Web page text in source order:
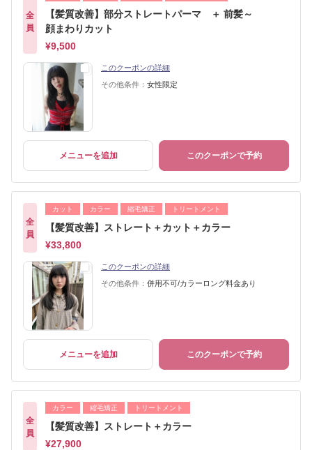
全
員
【髪質改善】部分ストレートパーマ ＋ 前髪～
顔まわりカット
¥9,500
このクーポンの詳細
その他条件： 女性限定
メニューを追加 このクーポンで予約
全
員
カット カラー 縮毛矯正 トリートメント
【髪質改善】ストレート＋カット＋カラー
¥33,800
このクーポンの詳細
その他条件： 併用不可/カラーロング料金あり
メニューを追加 このクーポンで予約
全
員
カラー 縮毛矯正 トリートメント
【髪質改善】ストレート＋カラー
¥27,900